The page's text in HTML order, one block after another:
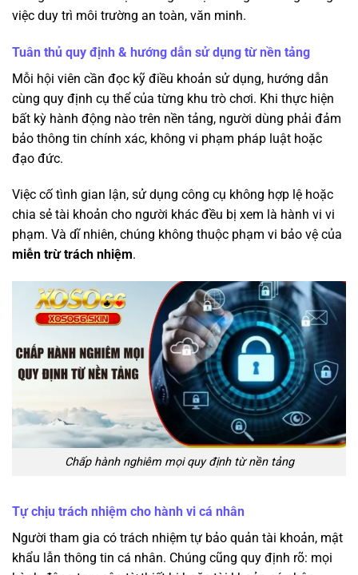
việc duy trì môi trường an toàn, văn minh.
Tuân thủ quy định & hướng dẫn sử dụng từ nền tảng
Mỗi hội viên cần đọc kỹ điều khoản sử dụng, hướng dẫn
cùng quy định cụ thể của từng khu trò chơi. Khi thực hiện
bất kỳ hành động nào trên nền tảng, người dùng phải đảm
bảo thông tin chính xác, không vi phạm pháp luật hoặc
đạo đức.
Việc cố tình gian lận, sử dụng công cụ không hợp lệ hoặc
chia sẻ tài khoản cho người khác đều bị xem là hành vi vi
phạm. Và dĩ nhiên, chúng không thuộc phạm vi bảo vệ của
miễn trừ trách nhiệm.
Chấp hành nghiêm mọi quy định từ nền tảng
Tự chịu trách nhiệm cho hành vi cá nhân
Người tham gia có trách nhiệm tự bảo quản tài khoản, mật
khẩu lẫn thông tin cá nhân. Chúng cũng quy định rõ: mọi